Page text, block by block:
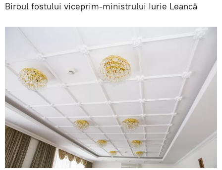
Biroul fostului viceprim-ministrului Iurie Leancă